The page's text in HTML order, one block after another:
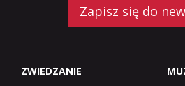
Zapisz się do
ZWIEDZANIE